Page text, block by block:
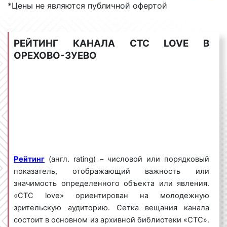
«СТС Love» в Орехово-Зуево
телевидении. Так, рекламные ролики бывают:
информационные ролики;
ролики-презентации;
репортажи;
спонсор-показа.
3) По наличию движения:
*Цены не являются публичной офертой
РЕЙТИНГ КАНАЛА СТС LOVE В
ОРЕХОВО-ЗУЕВО
Рейтинг (англ. rating) – числовой или порядковый
показатель, отображающий важность или
значимость определенного объекта или явления.
«СТС love» ориентирован на молодежную
зрительскую аудиторию. Сетка вещания канала
состоит в основном из архивной библиотеки «СТС».